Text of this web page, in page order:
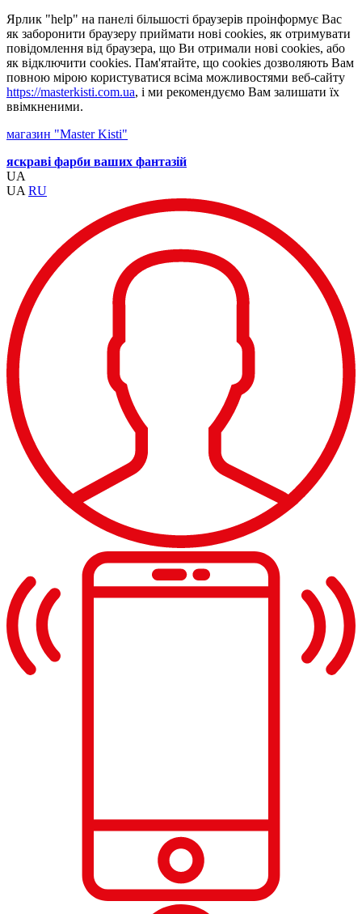
Ярлик "help" на панелі більшості браузерів проінформує Вас
як заборонити браузеру приймати нові cookies, як отримувати
повідомлення від браузера, що Ви отримали нові cookies, або
як відключити cookies. Пам'ятайте, що cookies дозволяють Вам
повною мірою користуватися всіма можливостями веб-сайту
https://masterkisti.com.ua, і ми рекомендуємо Вам залишати їх
ввімкненими.
магазин "Master Kisti"
яскраві фарби ваших фантазій
UA
UA RU